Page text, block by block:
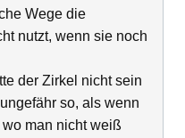
Wege die
nutzt, wenn sie noch
der Zirkel nicht sein
so, als wenn
man nicht weiß